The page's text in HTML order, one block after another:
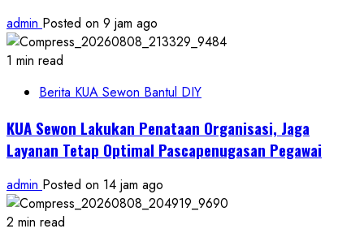
admin Posted on 9 jam ago
1 min read
Berita KUA Sewon Bantul DIY
KUA Sewon Lakukan Penataan Organisasi, Jaga
Layanan Tetap Optimal Pascapenugasan Pegawai
admin Posted on 14 jam ago
2 min read